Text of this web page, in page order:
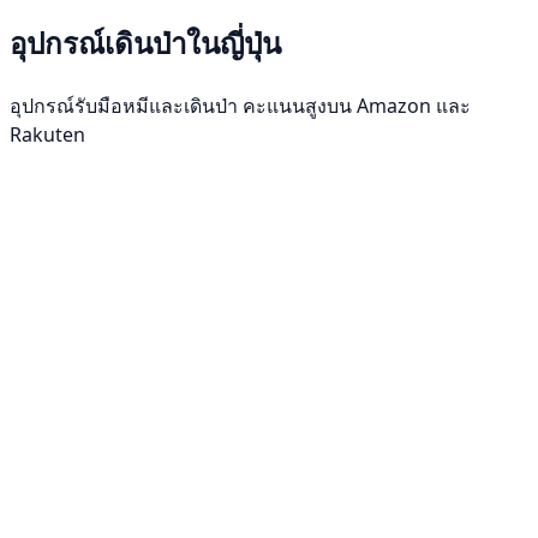
อุปกรณ์เดินป่าในญี่ปุ่น
อุปกรณ์รับมือหมีและเดินป่า คะแนนสูงบน Amazon และ
Rakuten